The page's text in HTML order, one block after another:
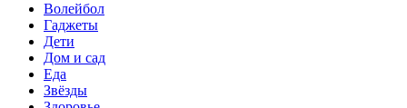
Волейбол
Гаджеты
Дети
Дом и сад
Еда
Звёзды